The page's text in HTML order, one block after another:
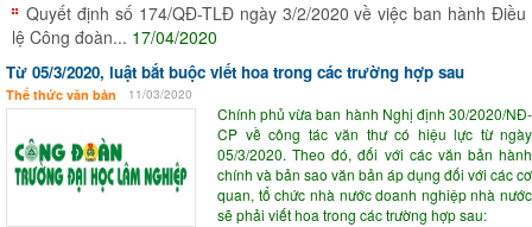
Quyết định số 174/QĐ-TLĐ ngày 3/2/2020 về việc ban hành Điều
lệ Công đoàn... 17/04/2020
Từ 05/3/2020, luật bắt buộc viết hoa trong các trường hợp sau
Thể thức văn bản 11/03/2020
Chính phủ vừa ban hành Nghị định 30/2020/NĐ-
CP về công tác văn thư có hiệu lực từ ngày
05/3/2020. Theo đó, đối với các văn bản hành
chính và bản sao văn bản áp dụng đối với các cơ
quan, tổ chức nhà nước doanh nghiệp nhà nước
sẽ phải viết hoa trong các trường hợp sau: